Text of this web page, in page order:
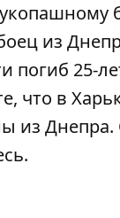
из
погиб 25-
что в
из
.